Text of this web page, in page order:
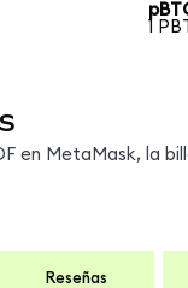
1
en MetaMask, la
Reseñas